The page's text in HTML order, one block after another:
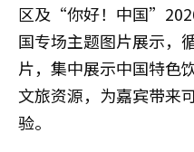
区及“你好！中国
国专场主题图片展示，
片，集中展示中国特色
文旅资源，为嘉宾带来
验。